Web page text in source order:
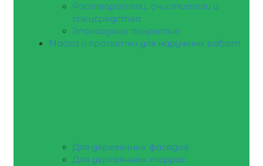
Растворители, очистители и
спецсредства
Эпоксидное покрытие
Масла и пропитки для наружных работ
Для деревянных фасадов
Для деревянных террас